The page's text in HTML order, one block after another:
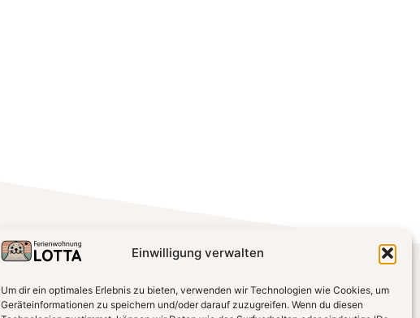
Einwilligung verwalten
Um dir ein optimales Erlebnis zu bieten, verwenden wir Technologien wie Cookies, um
Geräteinformationen zu speichern und/oder darauf zuzugreifen. Wenn du diesen